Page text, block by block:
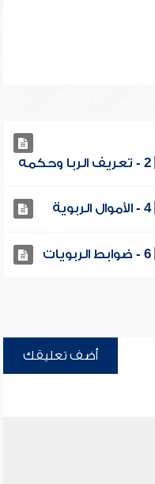
2 - تعريف الربا وحكمه
4 - الأموال الربوية
6 - ضوابط الربويات
أضف تعليقك